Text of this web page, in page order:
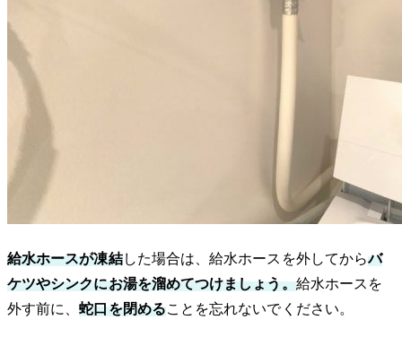
給水ホースが凍結した場合は、給水ホースを外してからバ
ケツやシンクにお湯を溜めてつけましょう。給水ホースを
外す前に、蛇口を閉めることを忘れないでください。